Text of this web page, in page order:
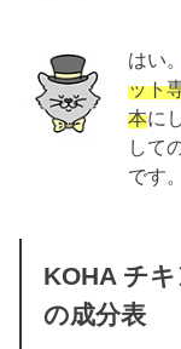
はい
ット
本に
して
です。
KOHA チ
の成分表